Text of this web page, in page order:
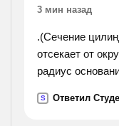
3 мин назад
.(Сечение
отсекает от
радиус
равен 30
S Ответил